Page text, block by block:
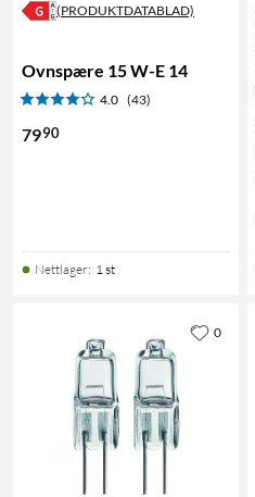
(PRODUKTDATABLAD)
Ovnspære 15 W-E 14
4.0 (43)
7990
Nettlager: 1 st
0